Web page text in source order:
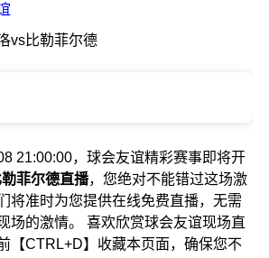
vs比勒菲尔德
21:00:00，球会友谊精彩赛事即将开
菲尔德直播，您绝对不能错过这场激
将准时为您提供在线免费直播，无需
场的激情。 喜欢欣赏球会友谊现场直
【CTRL+D】收藏本页面，确保您不